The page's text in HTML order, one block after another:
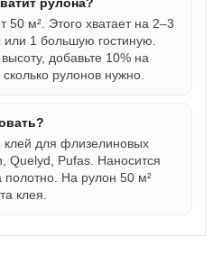
50 м². Этого хватает на 2–3
1 большую гостиную.
добавьте 10% на
рулонов нужно.
для флизелиновых
Quelyd, Pufas. Наносится
полотно. На рулон 50 м²
клея.